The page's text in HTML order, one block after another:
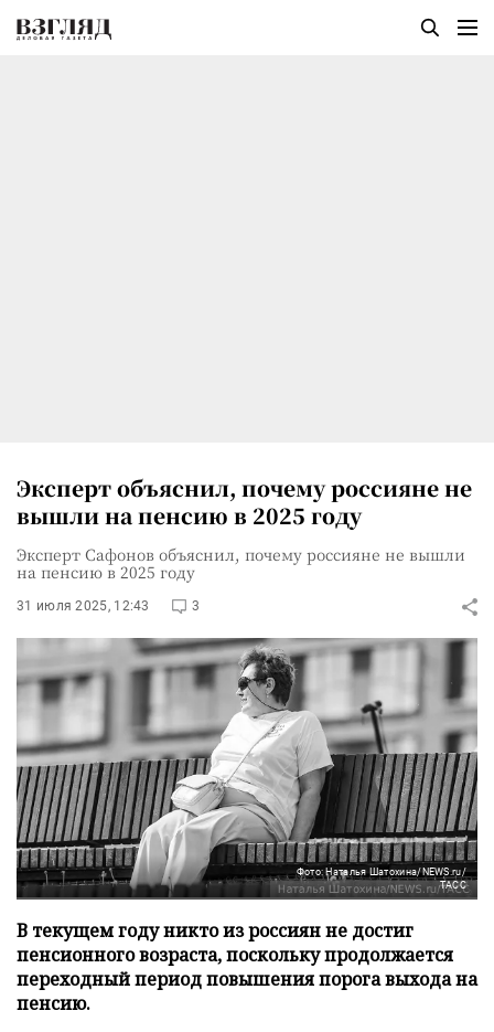
Эксперт объяснил, почему россияне не
вышли на пенсию в 2025 году
Эксперт Сафонов объяснил, почему россияне не вышли
на пенсию в 2025 году
31 июля 2025, 12:43 3
Фото: Наталья Шатохина/NEWS.ru/
ТАСС
В текущем году никто из россиян не достиг
пенсионного возраста, поскольку продолжается
переходный период повышения порога выхода на
пенсию.